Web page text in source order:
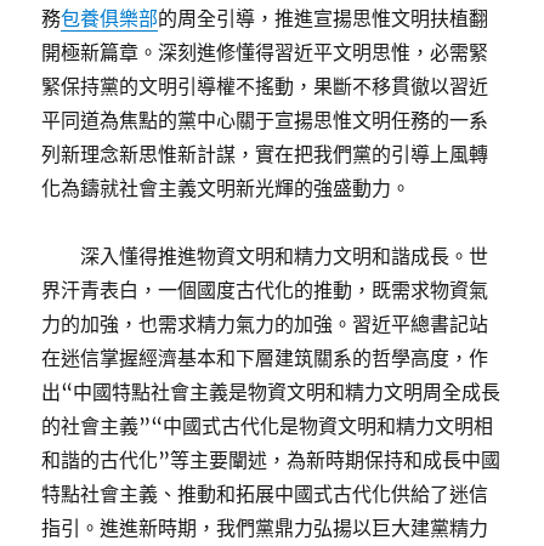
務包養俱樂部的周全引導，推進宣揚思惟文明扶植翻
開極新篇章。深刻進修懂得習近平文明思惟，必需緊
緊保持黨的文明引導權不搖動，果斷不移貫徹以習近
平同道為焦點的黨中心關于宣揚思惟文明任務的一系
列新理念新思惟新計謀，實在把我們黨的引導上風轉
化為鑄就社會主義文明新光輝的強盛動力。
深入懂得推進物資文明和精力文明和諧成長。世
界汗青表白，一個國度古代化的推動，既需求物資氣
力的加強，也需求精力氣力的加強。習近平總書記站
在迷信掌握經濟基本和下層建筑關系的哲學高度，作
出“中國特點社會主義是物資文明和精力文明周全成長
的社會主義”“中國式古代化是物資文明和精力文明相
和諧的古代化”等主要闡述，為新時期保持和成長中國
特點社會主義、推動和拓展中國式古代化供給了迷信
指引。進進新時期，我們黨鼎力弘揚以巨大建黨精力